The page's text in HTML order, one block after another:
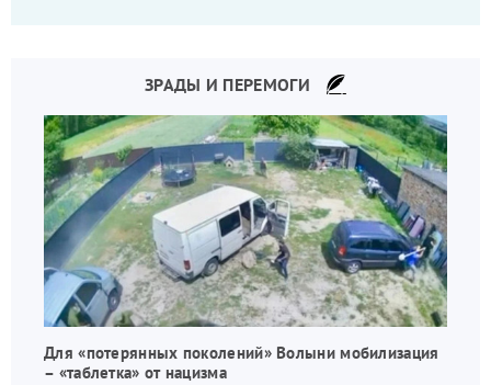
ЗРАДЫ И ПЕРЕМОГИ
Для «потерянных поколений» Волыни мобилизация
– «таблетка» от нацизма